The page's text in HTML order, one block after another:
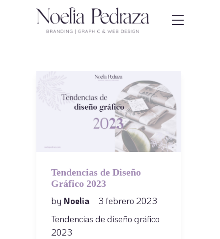
Tendencias de Diseño
Gráfico 2023
by Noelia
3 febrero 2023
Tendencias de diseño gráfico
2023